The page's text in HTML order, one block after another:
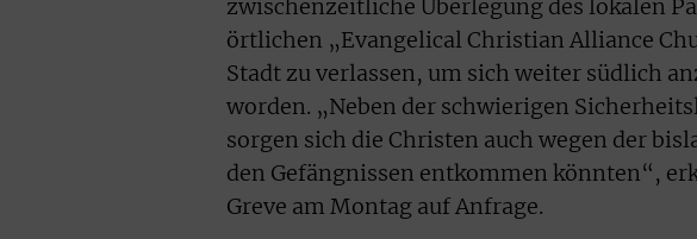
zwischenzeitliche Überlegung des lokalen
örtlichen „Evangelical Christian Alliance
Stadt zu verlassen, um sich weiter südlich
worden. „Neben der schwierigen
sorgen sich die Christen auch wegen der
den Gefängnissen entkommen könnten“,
Greve am Montag auf Anfrage.